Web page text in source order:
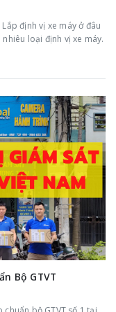
định vị xe máy ở đâu
loại định vị xe máy.
Bộ GTVT